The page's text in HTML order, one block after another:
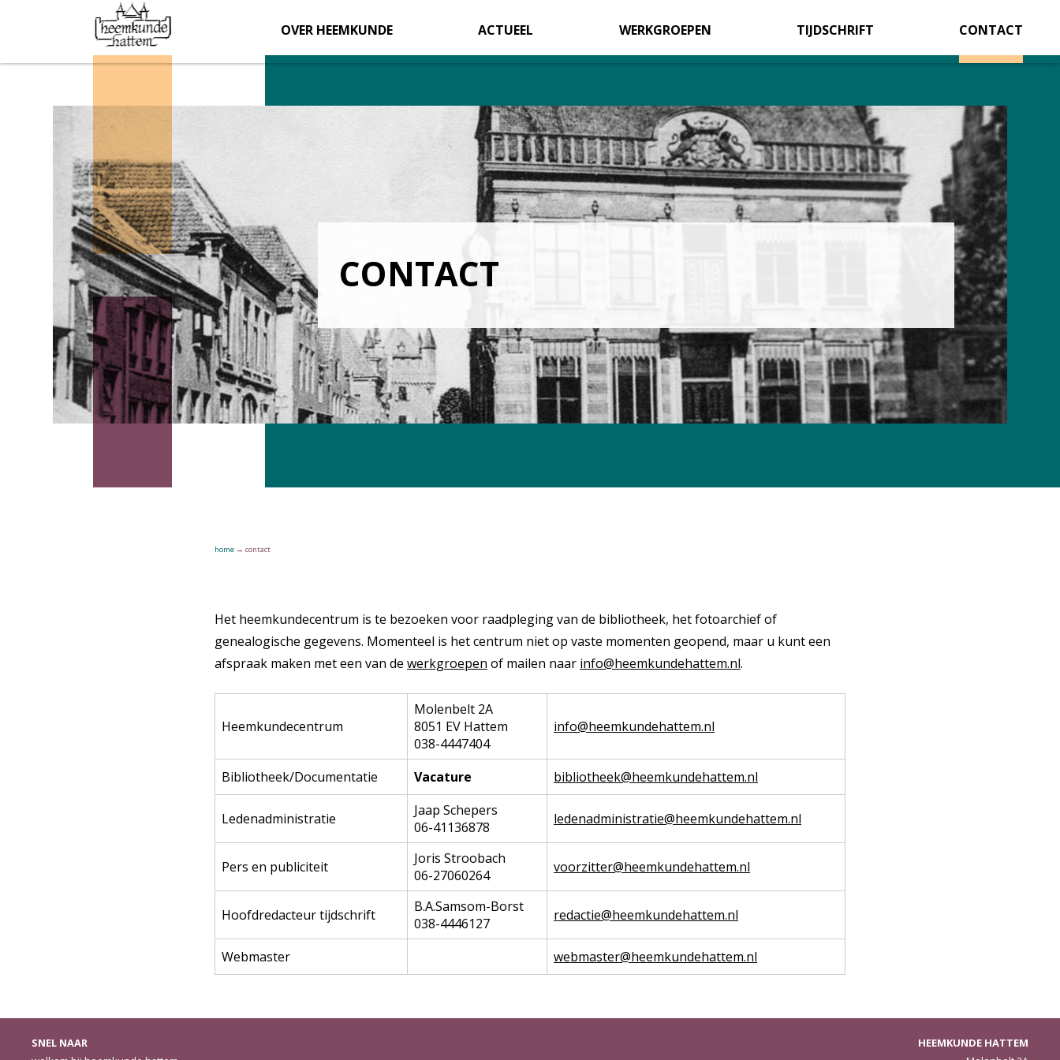
OVER HEEMKUNDE ACTUEEL WERKGROEPEN TIJDSCHRIFT CONTACT
CONTACT
home → contact
Het heemkundecentrum is te bezoeken voor raadpleging van de bibliotheek, het fotoarchief of
genealogische gegevens. Momenteel is het centrum niet op vaste momenten geopend, maar u kunt een
afspraak maken met een van de werkgroepen of mailen naar info@heemkundehattem.nl.
Heemkundecentrum
Molenbelt 2A
8051 EV Hattem
038-4447404
info@heemkundehattem.nl
Bibliotheek/Documentatie Vacature bibliotheek@heemkundehattem.nl
Ledenadministratie
Jaap Schepers
06-41136878
ledenadministratie@heemkundehattem.nl
Pers en publiciteit
Joris Stroobach
06-27060264
voorzitter@heemkundehattem.nl
Hoofdredacteur tijdschrift
B.A.Samsom-Borst
038-4446127
redactie@heemkundehattem.nl
Webmaster webmaster@heemkundehattem.nl
SNEL NAAR
HEEMKUNDE HATTEM